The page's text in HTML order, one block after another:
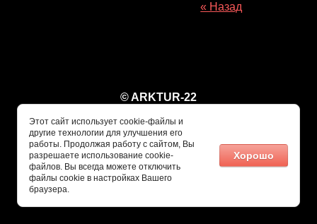
« Назад
© ARKTUR-22
Этот сайт использует cookie-файлы и
другие технологии для улучшения его
работы. Продолжая работу с сайтом, Вы
разрешаете использование cookie-
файлов. Вы всегда можете отключить
файлы cookie в настройках Вашего
браузера.
Хорошо